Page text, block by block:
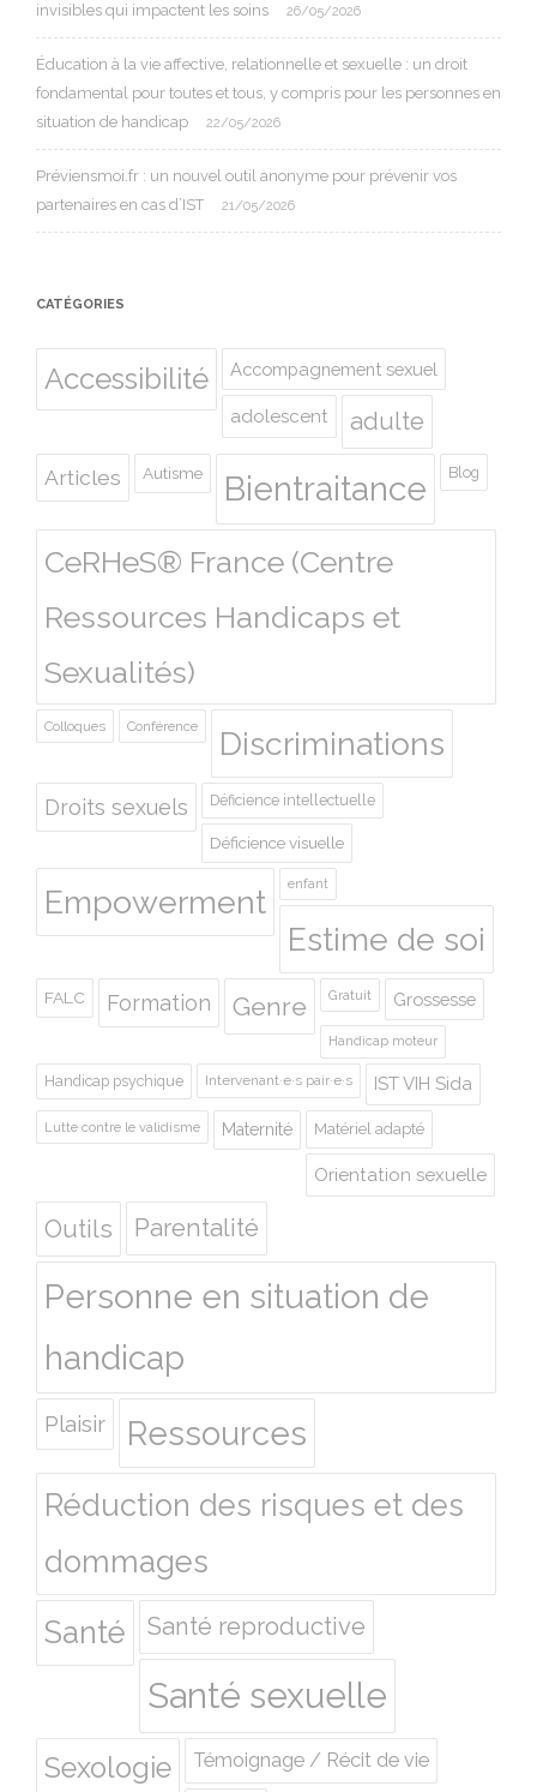
invisibles qui impactent les soins
26/05/2026
Éducation à la vie affective, relationnelle et sexuelle : un droit
fondamental pour toutes et tous, y compris pour les personnes en
situation de handicap
22/05/2026
Préviensmoi.fr : un nouvel outil anonyme pour prévenir vos
partenaires en cas d’IST
21/05/2026
CATÉGORIES
Accessibilité Accompagnement sexuel
adolescent adulte
Articles Autisme Bientraitance Blog
CeRHeS® France (Centre
Ressources Handicaps et
Sexualités)
Colloques Conférence Discriminations
Droits sexuels Déficience intellectuelle
Déficience visuelle
Empowerment enfant
Estime de soi
FALC Formation Genre Gratuit Grossesse
Handicap moteur
Handicap psychique Intervenant·e·s pair·e·s IST VIH Sida
Lutte contre le validisme Maternité Matériel adapté
Orientation sexuelle
Outils Parentalité
Personne en situation de
handicap
Plaisir Ressources
Réduction des risques et des
dommages
Santé
Santé reproductive
Santé sexuelle
Sexologie Témoignage / Récit de vie